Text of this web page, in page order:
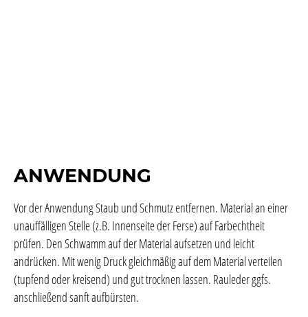
ANWENDUNG
Vor der Anwendung Staub und Schmutz entfernen. Material an einer
unauffälligen Stelle (z.B. Innenseite der Ferse) auf Farbechtheit
prüfen. Den Schwamm auf der Material aufsetzen und leicht
andrücken. Mit wenig Druck gleichmäßig auf dem Material verteilen
(tupfend oder kreisend) und gut trocknen lassen. Rauleder ggfs.
anschließend sanft aufbürsten.